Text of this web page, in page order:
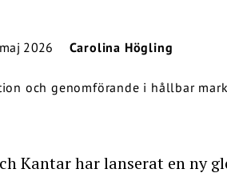
2026 Carolina Högling
Kantar har lanserat en ny